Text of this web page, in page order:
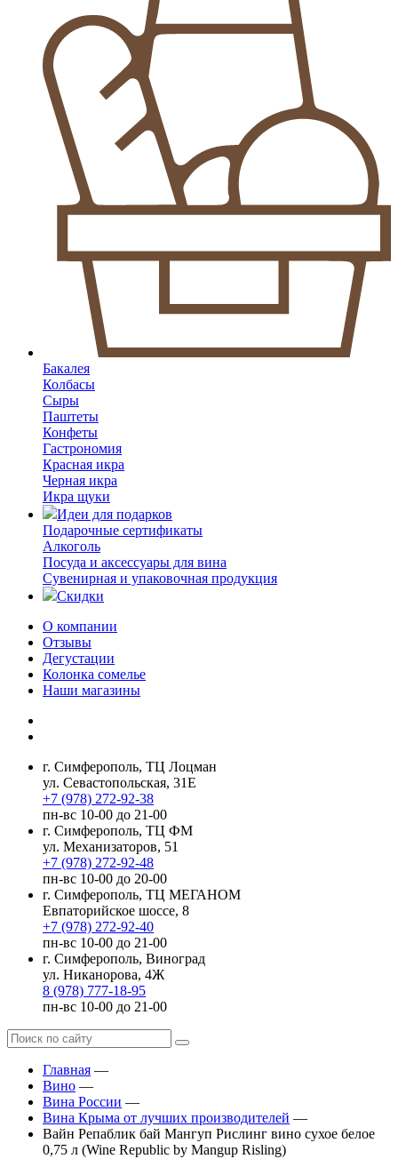
Бакалея
Колбасы
Сыры
Паштеты
Конфеты
Гастрономия
Красная икра
Черная икра
Икра щуки
Идеи для подарков
Подарочные сертификаты
Алкоголь
Посуда и аксессуары для вина
Сувенирная и упаковочная продукция
Скидки
О компании
Отзывы
Дегустации
Колонка сомелье
Наши магазины
г. Симферополь, ТЦ Лоцман
ул. Севастопольская, 31Е
+7 (978) 272-92-38
пн-вс 10-00 до 21-00
г. Симферополь, ТЦ ФМ
ул. Механизаторов, 51
+7 (978) 272-92-48
пн-вс 10-00 до 20-00
г. Симферополь, ТЦ МЕГАНОМ
Евпаторийское шоссе, 8
+7 (978) 272-92-40
пн-вс 10-00 до 21-00
г. Симферополь, Виноград
ул. Никанорова, 4Ж
8 (978) 777-18-95
пн-вс 10-00 до 21-00
Главная —
Вино —
Вина России —
Вина Крыма от лучших производителей —
Вайн Репаблик бай Мангуп Рислинг вино сухое белое
0,75 л (Wine Republic by Mangup Risling)